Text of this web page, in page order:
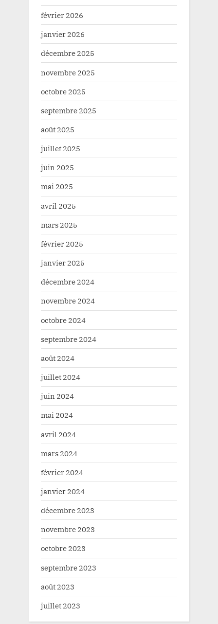
février 2026
janvier 2026
décembre 2025
novembre 2025
octobre 2025
septembre 2025
août 2025
juillet 2025
juin 2025
mai 2025
avril 2025
mars 2025
février 2025
janvier 2025
décembre 2024
novembre 2024
octobre 2024
septembre 2024
août 2024
juillet 2024
juin 2024
mai 2024
avril 2024
mars 2024
février 2024
janvier 2024
décembre 2023
novembre 2023
octobre 2023
septembre 2023
août 2023
juillet 2023